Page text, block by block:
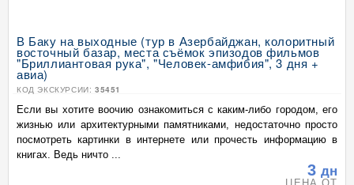
В Баку на выходные (тур в Азербайджан, колоритный
восточный базар, места съёмок эпизодов фильмов
"Бриллиантовая рука", "Человек-амфибия", 3 дня +
авиа)
КОД ЭКСКУРСИИ: 35451
Если вы хотите воочию ознакомиться с каким-либо городом, его
жизнью или архитектурными памятниками, недостаточно просто
посмотреть картинки в интернете или прочесть информацию в
книгах. Ведь ничто ...
3 дн